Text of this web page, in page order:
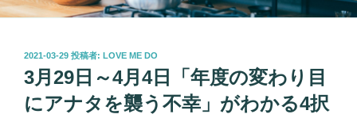
投
稿
日:
2021-03-29 投稿者: LOVE ME DO
3月29日～4月4日「年度の変わり目
にアナタを襲う不幸」がわかる4択